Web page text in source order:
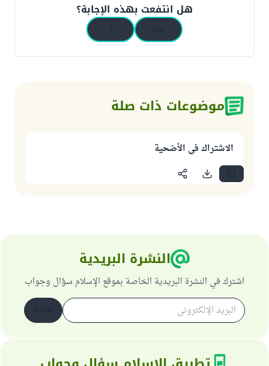
هل انتفعت بهذه الإجابة؟
موضوعات ذات صلة
الاشتراك في الأضحية
النشرة البريدية
اشترك في النشرة البريدية الخاصة بموقع الإسلام سؤال وجواب